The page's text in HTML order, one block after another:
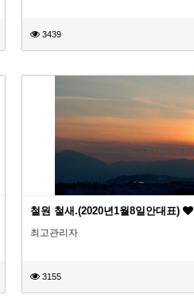
3439
철원 철새.(2020년1월8일안대표)
최고관리자
3155